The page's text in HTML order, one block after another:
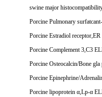
swine major
Porcine Pulmonary
Porcine Estradiol
Porcine Complement 3,C3
Porcine Osteocalcin/Bone
Porcine Epinephrine/
Porcine lipoprotein α,Lp-α